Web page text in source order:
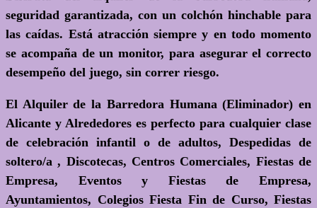
seguridad garantizada, con un colchón hinchable para
las caídas. Está atracción siempre y en todo momento
se acompaña de un monitor, para asegurar el correcto
desempeño del juego, sin correr riesgo.
El Alquiler de la Barredora Humana (Eliminador) en
Alicante y Alrededores es perfecto para cualquier clase
de celebración infantil o de adultos, Despedidas de
soltero/a , Discotecas, Centros Comerciales, Fiestas de
Empresa, Eventos y Fiestas de Empresa,
Ayuntamientos, Colegios Fiesta Fin de Curso, Fiestas